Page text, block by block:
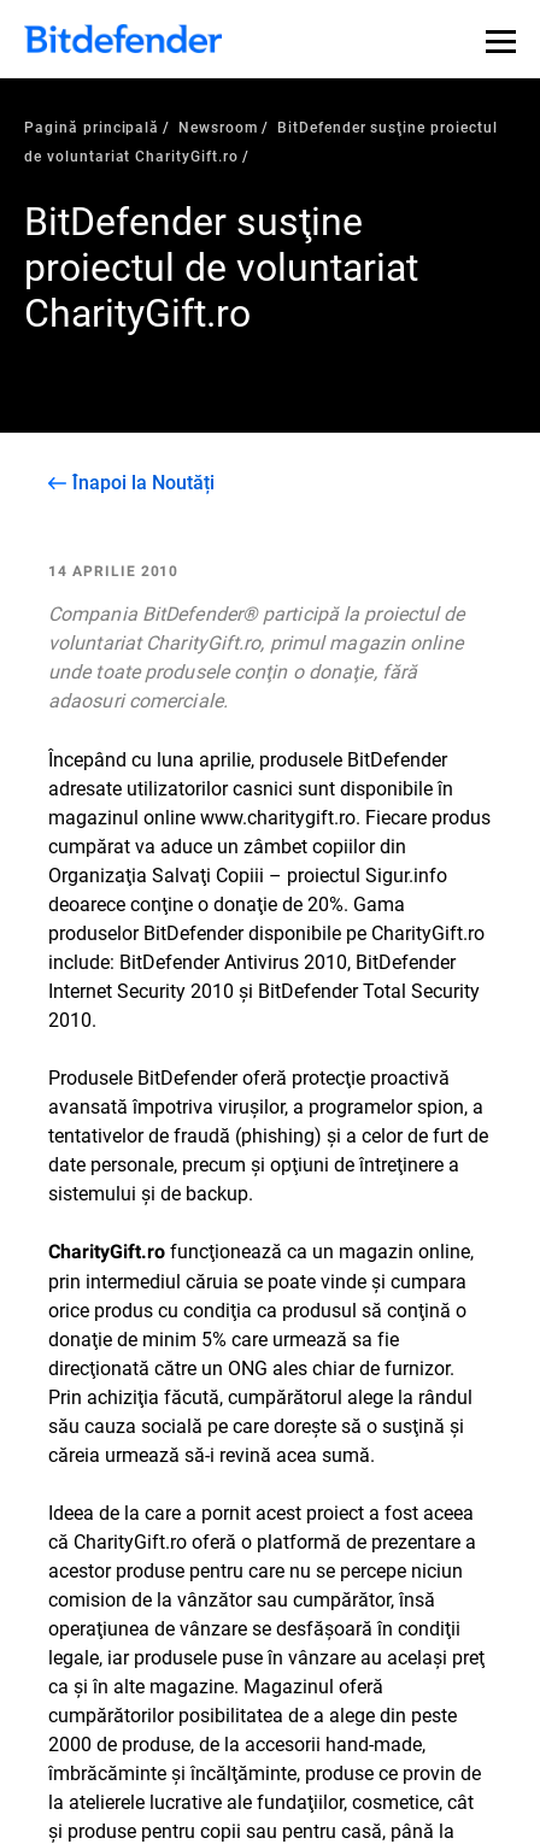
Pagină principală Newsroom
BitDefender susţine proiectul
de voluntariat CharityGift.ro
BitDefender susţine
proiectul de voluntariat
CharityGift.ro
Înapoi la Noutăți
14 APRILIE 2010
Compania BitDefender® participă la proiectul de
voluntariat CharityGift.ro, primul magazin online
unde toate produsele conţin o donaţie, fără
adaosuri comerciale.
Începând cu luna aprilie, produsele BitDefender
adresate utilizatorilor casnici sunt disponibile în
magazinul onlinewww.charitygift.ro. Fiecare produs
cumpărat va aduce un zâmbet copiilor din
Organizaţia Salvaţi Copiii – proiectul Sigur.info
deoarece conţine o donaţie de 20%. Gama
produselor BitDefender disponibile pe CharityGift.ro
include: BitDefender Antivirus 2010, BitDefender
Internet Security 2010 şi BitDefender Total Security
2010.
Produsele BitDefender oferă protecţie proactivă
avansată împotriva viruşilor, a programelor spion, a
tentativelor de fraudă (phishing) şi a celor de furt de
date personale, precum şi opţiuni de întreţinere a
sistemului şi de backup.
CharityGift.ro funcţionează ca un magazin online,
prin intermediul căruia se poate vinde şi cumpara
orice produs cu condiţia ca produsul să conţină o
donaţie de minim 5% care urmează sa fie
direcţionată către un ONG ales chiar de furnizor.
Prin achiziţia făcută, cumpărătorul alege la rândul
său cauza socială pe care doreşte să o susţină şi
căreia urmează să-i revină acea sumă.
Ideea de la care a pornit acest proiect a fost aceea
că CharityGift.ro oferă o platformă de prezentare a
acestor produse pentru care nu se percepe niciun
comision de la vânzător sau cumpărător, însă
operaţiunea de vânzare se desfăşoară în condiţii
legale, iar produsele puse în vânzare au acelaşi preţ
ca şi în alte magazine. Magazinul oferă
cumpărătorilor posibilitatea de a alege din peste
2000 de produse, de la accesorii hand-made,
îmbrăcăminte şi încălţăminte, produse ce provin de
la atelierele lucrative ale fundaţiilor, cosmetice, cât
şi produse pentru copii sau pentru casă, până la